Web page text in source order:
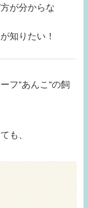
が分からな
知りたい！
フ”あんこ”の飼
も、